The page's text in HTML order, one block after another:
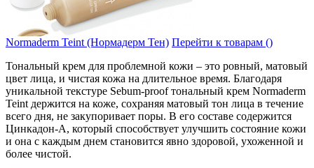
Normaderm Teint (Нормадерм Тен) Перейти к товарам ()
Тональный крем для проблемной кожи – это ровный, матовый
цвет лица, и чистая кожа на длительное время. Благодаря
уникальной текстуре Sebum-proof тональный крем Normaderm
Teint держится на коже, сохраняя матовый тон лица в течение
всего дня, не закупоривает поры. В его составе содержится
Цинкадон-А, который способствует улучшить состояние кожи
и она с каждым днем становится явно здоровой, ухоженной и
более чистой.